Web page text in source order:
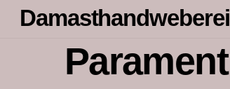
SkipDamasthandweberei